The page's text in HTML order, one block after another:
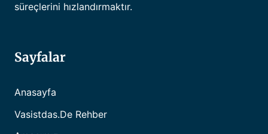
süreçlerini hızlandırmaktır.
Sayfalar
Anasayfa
Vasistdas.de Rehber